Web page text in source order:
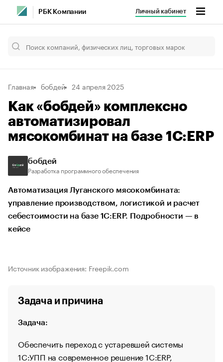
РБК Компании Личный кабинет
Главная бобдей 24 апреля 2025
Как «бобдей» комплексно
автоматизировал
мясокомбинат на базе 1C:ERP
бобдей
Разработка программного обеспечения
Автоматизация Луганского мясокомбината:
управление производством, логистикой и расчет
себестоимости на базе 1С:ERP. Подробности — в
кейсе
Источник изображения: Freepik.com
Задача и причина
Задача:
Обеспечить переход с устаревшей системы
1С:УПП на современное решение 1С:ERP,